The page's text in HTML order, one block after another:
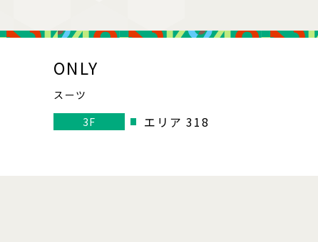
ONLY
スーツ
3F
エリア 318